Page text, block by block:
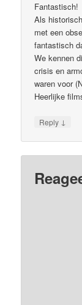
Fantastisch!
Als
met een
fantastisch
We kennen
crisis en
waren voor
Heerlijke
Reply ↓